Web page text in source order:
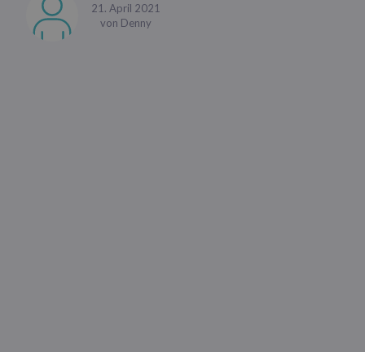
21. April 2021
von Denny